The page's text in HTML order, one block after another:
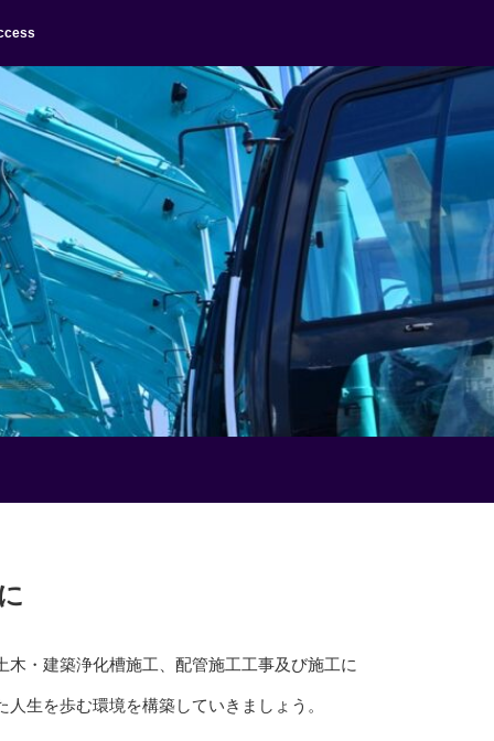
・建築浄化槽施工、配管施工工事及び施工に
生を歩む環境を構築していきましょう。